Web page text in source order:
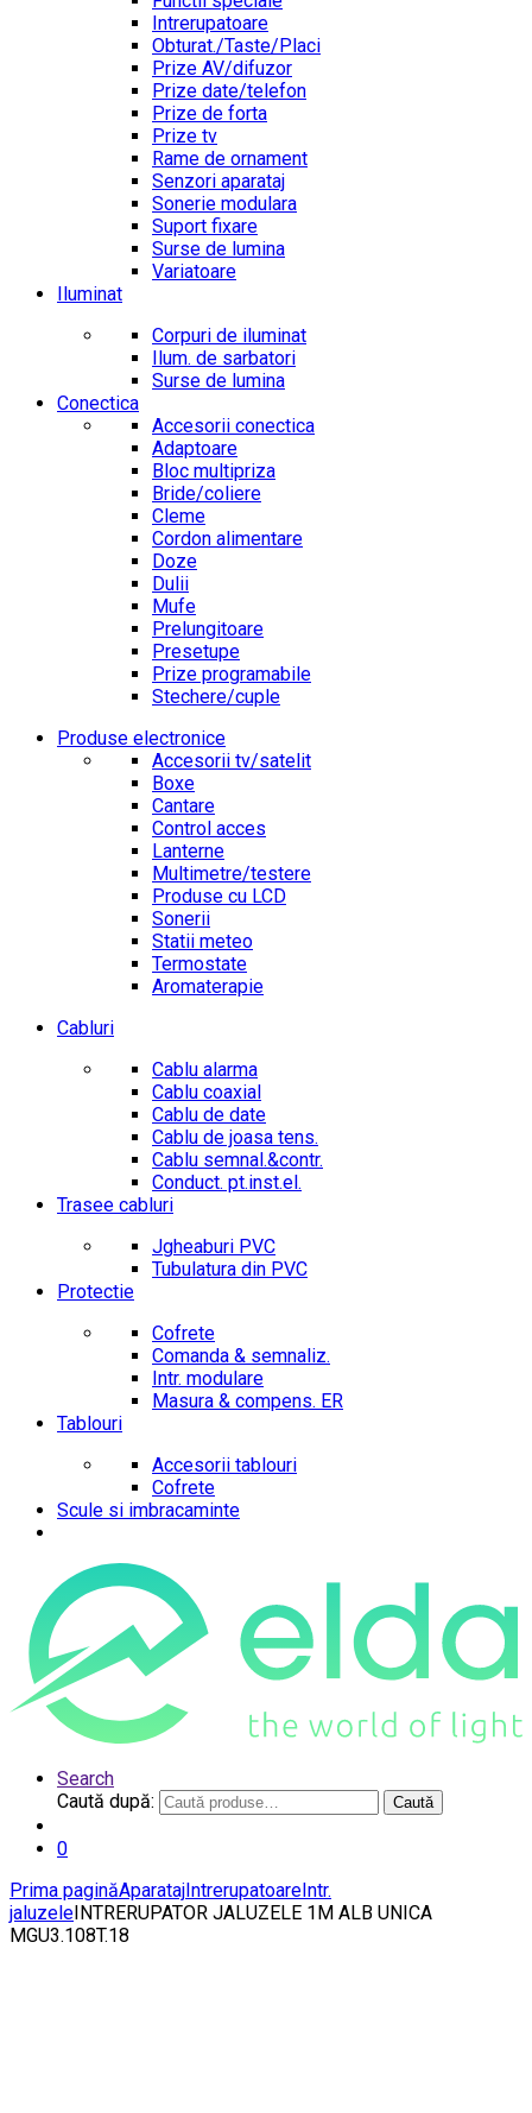
Intrerupatoare
Obturat./Taste/Placi
Prize AV/difuzor
Prize date/telefon
Prize de forta
Prize tv
Rame de ornament
Senzori aparataj
Sonerie modulara
Suport fixare
Surse de lumina
Variatoare
Iluminat
Corpuri de iluminat
Ilum. de sarbatori
Surse de lumina
Conectica
Accesorii conectica
Adaptoare
Bloc multipriza
Bride/coliere
Cleme
Cordon alimentare
Doze
Dulii
Mufe
Prelungitoare
Presetupe
Prize programabile
Stechere/cuple
Produse electronice
Accesorii tv/satelit
Boxe
Cantare
Control acces
Lanterne
Multimetre/testere
Produse cu LCD
Sonerii
Statii meteo
Termostate
Aromaterapie
Cabluri
Cablu alarma
Cablu coaxial
Cablu de date
Cablu de joasa tens.
Cablu semnal.&contr.
Conduct. pt.inst.el.
Trasee cabluri
Jgheaburi PVC
Tubulatura din PVC
Protectie
Cofrete
Comanda & semnaliz.
Intr. modulare
Masura & compens. ER
Tablouri
Accesorii tablouri
Cofrete
Scule si imbracaminte
Search
Caută după:
Caută
0
Prima paginăAparatajIntrerupatoareIntr.
jaluzeleINTRERUPATOR JALUZELE 1M ALB UNICA
MGU3.108T.18